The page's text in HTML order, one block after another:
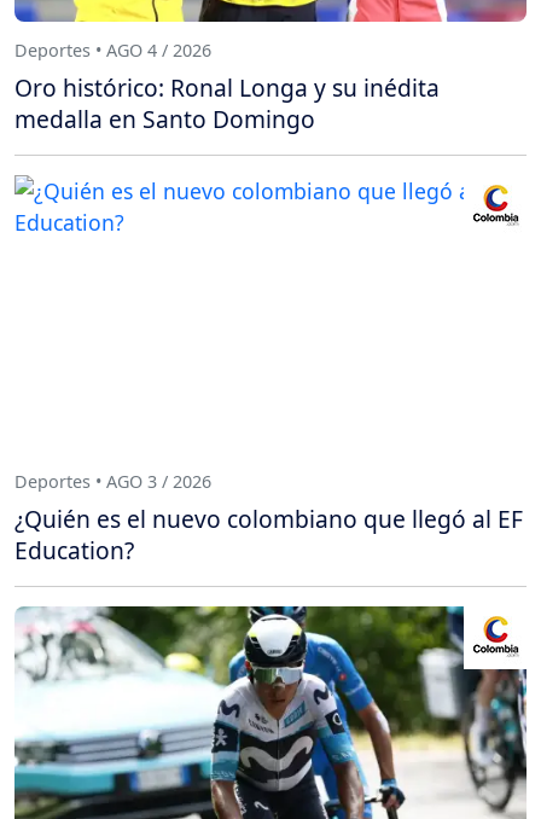
Deportes • AGO 4 / 2026
Oro histórico: Ronal Longa y su inédita
medalla en Santo Domingo
Deportes • AGO 3 / 2026
¿Quién es el nuevo colombiano que llegó al EF
Education?